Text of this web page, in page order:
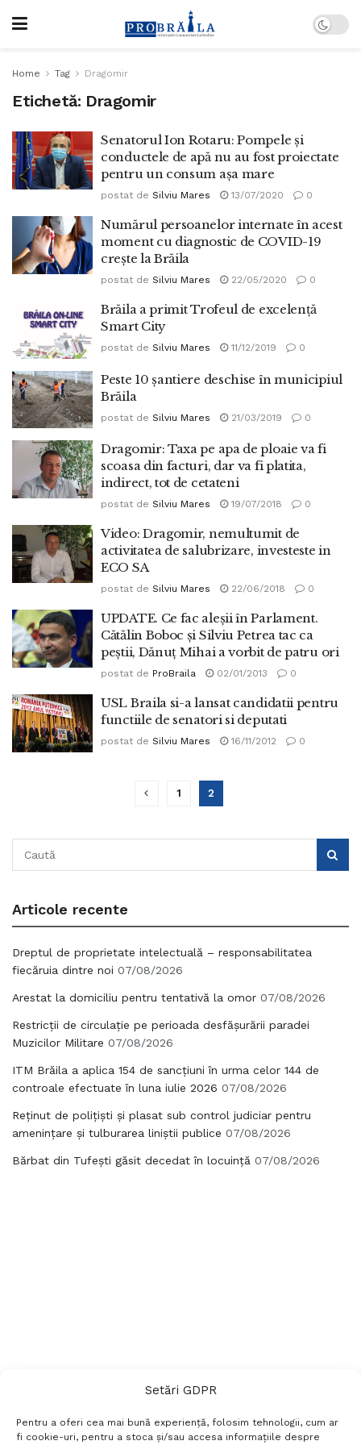
Setări GDPR
Pentru a oferi cea mai bună experiență, folosim tehnologii, cum ar
fi cookie-uri, pentru a stoca și/sau accesa informațiile despre
Home Tag Dragomir
Etichetă: Dragomir
Senatorul Ion Rotaru: Pompele și
conductele de apă nu au fost proiectate
pentru un consum așa mare
postat de Silviu Mares 13/07/2020 0
Numărul persoanelor internate în acest
moment cu diagnostic de COVID-19
crește la Brăila
postat de Silviu Mares 22/05/2020 0
Brăila a primit Trofeul de excelență
Smart City
postat de Silviu Mares 11/12/2019 0
Peste 10 șantiere deschise în municipiul
Brăila
postat de Silviu Mares 21/03/2019 0
Dragomir: Taxa pe apa de ploaie va fi
scoasa din facturi, dar va fi platita,
indirect, tot de cetateni
postat de Silviu Mares 19/07/2018 0
Video: Dragomir, nemultumit de
activitatea de salubrizare, investeste in
ECO SA
postat de Silviu Mares 22/06/2018 0
UPDATE. Ce fac aleșii în Parlament.
Cătălin Boboc și Silviu Petrea tac ca
peștii, Dănuț Mihai a vorbit de patru ori
postat de ProBraila 02/01/2013 0
USL Braila si-a lansat candidatii pentru
functiile de senatori si deputati
postat de Silviu Mares 16/11/2012 0
1 2
Articole recente
Dreptul de proprietate intelectuală – responsabilitatea
fiecăruia dintre noi 07/08/2026
Arestat la domiciliu pentru tentativă la omor 07/08/2026
Restricții de circulație pe perioada desfășurării paradei
Muzicilor Militare 07/08/2026
ITM Brăila a aplica 154 de sancțiuni în urma celor 144 de
controale efectuate în luna iulie 2026 07/08/2026
Reținut de polițiști și plasat sub control judiciar pentru
amenințare și tulburarea liniștii publice 07/08/2026
Bărbat din Tufești găsit decedat în locuință 07/08/2026